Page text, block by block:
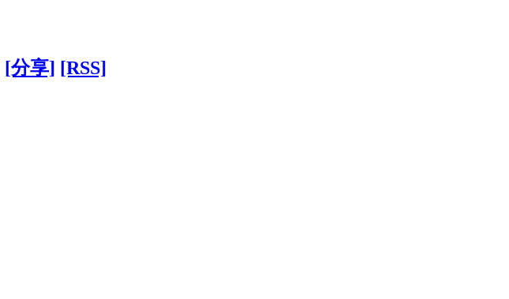
[分享] [RSS]